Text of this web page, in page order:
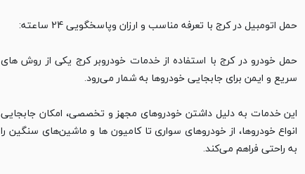
حمل اتومبیل در کرج با تعرفه مناسب و ارزان وپاسخگویی 24 ساعته:
حمل خودرو در کرج با استفاده از خدمات خودروبر کرج یکی از روش‌ های
سریع و ایمن برای جابجایی خودروها به شمار می‌رود.
این خدمات به دلیل داشتن خودروهای مجهز و تخصصی، امکان جابجایی
انواع خودروها، از خودروهای سواری تا کامیون‌ ها و ماشین‌های سنگین را
به راحتی فراهم می‌کند.